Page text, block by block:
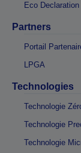
Eco Declaration
Partners
Portail
LPGA
Technologies
Technologie
Technologie
Technologie